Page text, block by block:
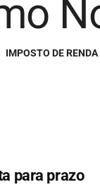
IMPOSTO DE RENDA
para prazo